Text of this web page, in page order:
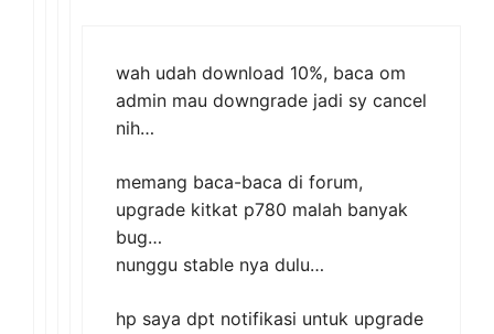
wah udah download 10%, baca om
admin mau downgrade jadi sy cancel
nih…
memang baca-baca di forum,
upgrade kitkat p780 malah banyak
bug…
nunggu stable nya dulu…
hp saya dpt notifikasi untuk upgrade